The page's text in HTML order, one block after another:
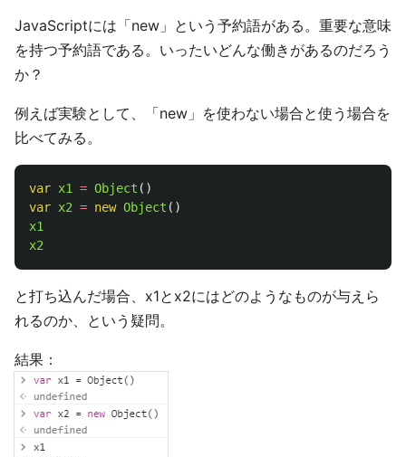
JavaScriptには「new」という予約語がある。重要な意味
を持つ予約語である。いったいどんな働きがあるのだろう
か？
例えば実験として、「new」を使わない場合と使う場合を
比べてみる。
var x1 = Object ()
var x2 = new Object ()
x1
x2
と打ち込んだ場合、x1とx2にはどのようなものが与えら
れるのか、という疑問。
結果：